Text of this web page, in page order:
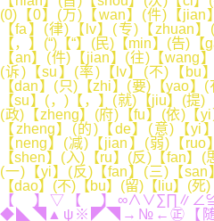
(0)【0】(万)【wan】(件)【jian
【fa】(律)【lv】(专)【zhuan
【，】(“)【“】(民)【min】(告)
【an】(件)【jian】(往)【wang
(诉)【su】(率)【lv】(不)【bu
【dan】(只)【zhi】(要)【yao
【su】(，)【，】(就)【jiu】(提)
(政)【zheng】(府)【fu】(依)【
【zheng】(的)【de】(意)【
【neng】(减)【jian】(弱)【
【shen】(入)【ru】(反)【fan】(
(一)【yi】(反)【fan】(三)【
【dao】(不)【bu】(留)【liu】(死
【 】▽【 】
◆◣◥▲ψ※◤◥→№←㊣【随】